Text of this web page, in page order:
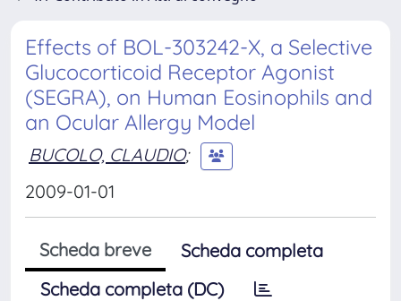
Effects of BOL-303242-X, a Selective
Glucocorticoid Receptor Agonist
(SEGRA), on Human Eosinophils and
an Ocular Allergy Model
BUCOLO, CLAUDIO;
2009-01-01
Scheda breve
Scheda completa
Scheda completa (DC)